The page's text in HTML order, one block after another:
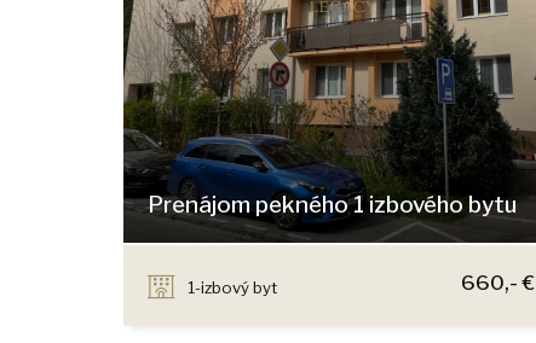
Prenájom pekného 1 izbového bytu
1-izbový byt
660,- €